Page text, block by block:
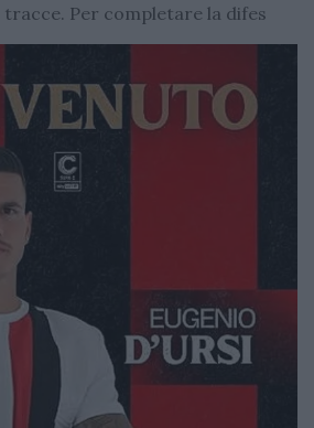
tracce. Per completare la difes